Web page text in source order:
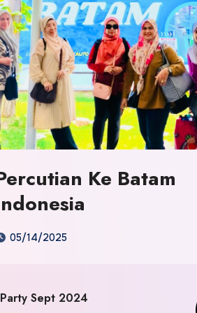
Ke Batam
05/14/2025
Sept 2024